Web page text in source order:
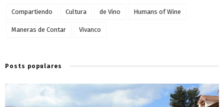
Compartiendo Cultura de Vino Humans of Wine
Maneras de Contar Vivanco
Posts populares